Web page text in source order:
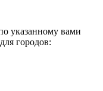
указанному вами
городов: